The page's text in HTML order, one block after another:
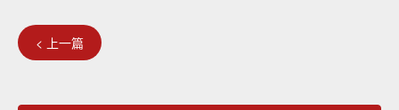
< 上一篇